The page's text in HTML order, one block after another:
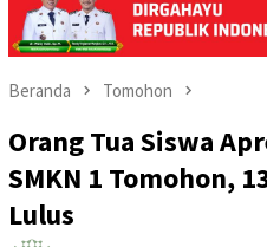
Beranda Tomohon
Orang Tua Siswa
SMKN 1 Tomohon,
Lulus